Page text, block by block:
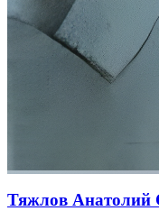
Тяжлов Анатолий